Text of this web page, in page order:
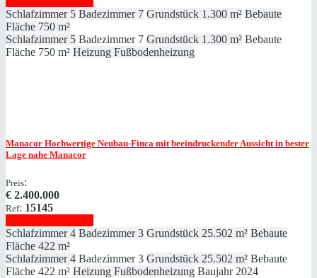
Schlafzimmer 5 Badezimmer 7 Grundstück 1.300 m² Bebaute
Fläche 750 m²
Schlafzimmer 5 Badezimmer 7 Grundstück 1.300 m² Bebaute
Fläche 750 m² Heizung Fußbodenheizung
Manacor Hochwertige Neubau-Finca mit beeindruckender Aussicht in bester
Lage nahe Manacor
Preis:
€ 2.400.000
Ref: 15145
Schlafzimmer 4 Badezimmer 3 Grundstück 25.502 m² Bebaute
Fläche 422 m²
Schlafzimmer 4 Badezimmer 3 Grundstück 25.502 m² Bebaute
Fläche 422 m² Heizung Fußbodenheizung Baujahr 2024